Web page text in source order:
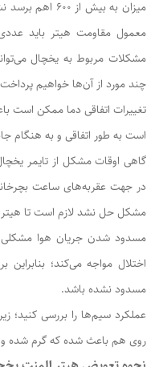
میزان به بیش
مشکلات مربوط به یخچال
چند مورد از آن‌ها خواهیم
تغییرات اتفاقی دما ممکن است
است به طور اتفاقی و به هنگام
گاهی اوقات مشکل از تایمر
مشکل حل نشد لازم است تا
مسدود شدن جریان هوا مشکلی
اختلال مواجه می‌کند؛
مسدود نشده باشد.
عملکرد سیم‌ها را بررسی کنید؛
روی هم باعث شده که گرم شده و